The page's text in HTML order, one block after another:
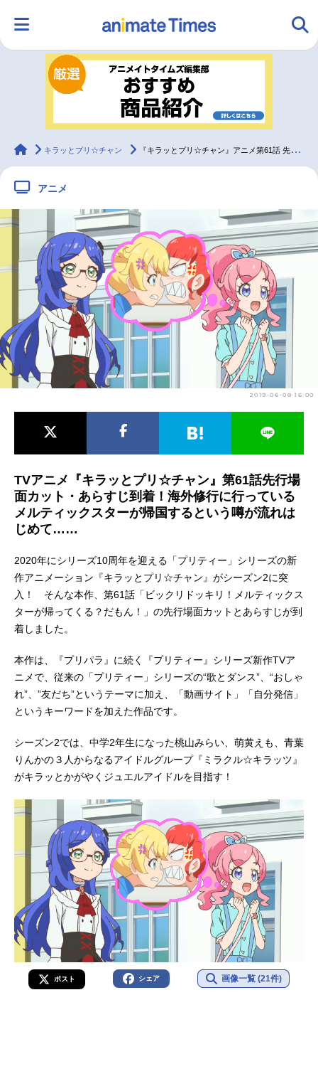
ランキング アニメ
ラジオ みんなの声
2.5次元 配信・Vtuber トレンド 無料マンガ
最新記事一覧
アニメ記事一覧 声優記事一覧
アニメ映画一覧 実写化映画一覧
今期アニメ曜日別一覧
秋アニメ 冬アニメ
FOLLOW US
animateTimes
キラッとプリ☆チャン 『キラッとプリ☆チャン』アニメ第61話 先行カット・あらすじ到着
アニメ
2019-06-08 16:00
TVアニメ『キラッとプリ☆チャン』第61話先行場
面カット・あらすじ到着！海外修行に行っている
メルティックスターが帰国するという噂が流れは
じめて……
2020年にシリーズ10周年を迎える「プリティー」シリーズの新
作アニメーション『キラッとプリ☆チャン』がシーズン2に突
入！ そんな本作、第61話「ビックリドッキリ！メルティックス
ターが帰ってくる？だもん！」の先行場面カットとあらすじが到
着しました。
本作は、『プリパラ』に続く『プリティー』シリーズ新作TVア
ニメで、従来の「プリティー」シリーズの“歌とダンス”、“おしゃ
れ”、”友だち”というテーマに加え、「動画サイト」「自分発信」
というキーワードを加えた作品です。
シーズン2では、中学2年生になった桃山みらい、萌黄えも、青葉
りんかの３人からなるアイドルグループ『ミラクル☆キラッツ』
がキラッとかがやくジュエルアイドルを目指す！
ポスト シェア 画像一覧 (21件)